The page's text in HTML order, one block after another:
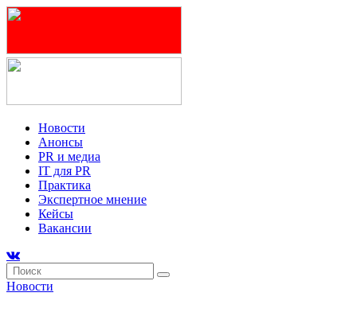
Новости
Анонсы
PR и медиа
IT для PR
Практика
Экспертное мнение
Кейсы
Вакансии
Новости